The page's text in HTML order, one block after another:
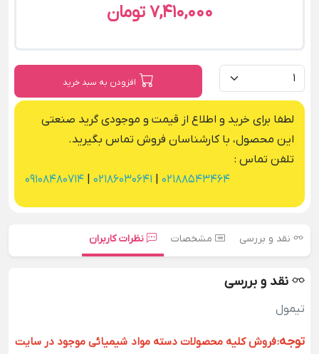
7,410,000 تومان
افزودن به سبد خرید
لطفا برای خرید و اطلاع از قیمت و موجودی گرید صنعتی
این محصول، با کارشناسان فروش تماس بگیرید.
تلفن تماس :
02188543464
02186030641
09108480714
نقد و بررسی مشخصات نظرات کاربران
نقد و بررسی
تیمول
توجه:فروش کلیه محصولات دسته مواد شیمیائی موجود در سایت